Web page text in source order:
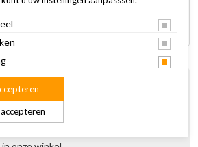
5
in de winkel
vanaf € 50 (NL)